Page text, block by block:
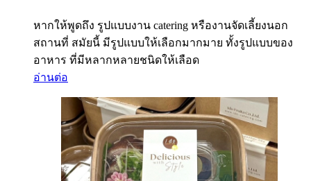
หากให้พูดถึง รูปแบบงาน catering หรืองานจัดเลี้ยงนอก
สถานที่ สมัยนี้ มีรูปแบบให้เลือกมากมาย ทั้งรูปแบบของ
อาหาร ที่มีหลากหลายชนิดให้เลือด
อ่านต่อ